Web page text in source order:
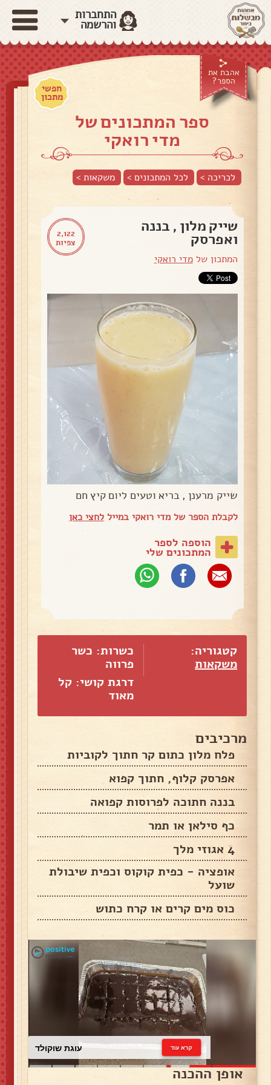
התחברות
והרשמה
אהבת את
הספר?
חפשי
מתכון
ספר המתכונים של
מדי רואקי
לכריכה > לכל המתכונים > משקאות>
2,122
צפיות
שייק מלון , בננה
ואפרסק
המתכון שלמדי רואקי
שייק מרענן , בריא וטעים ליום קיץ חם
לקבלת הספר של מדי רואקי במייללחצי כאן
הוספה לספר
המתכונים שלי
קטגוריה:
משקאות
כשרות: כשר
פרווה
דרגת קושי: קל
מאוד
מרכיבים
פלח מלון כתום קר חתוך לקוביות
אפרסק קלוף, חתוך קפוא
בננה חתוכה לפרוסות קפואה
כף סילאן או תמר
4 אגוזי מלך
אופציה - כפית קוקוס וכפית שיבולת
שועל
כוס מים קרים או קרח כתוש
עוגת שוקולד קרא עוד
אופן ההכנה